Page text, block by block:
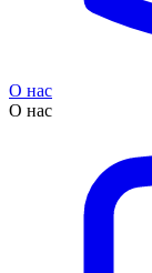
О нас
О нас